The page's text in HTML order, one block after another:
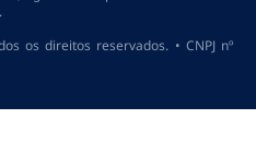
os direitos reservados. • CNPJ nº